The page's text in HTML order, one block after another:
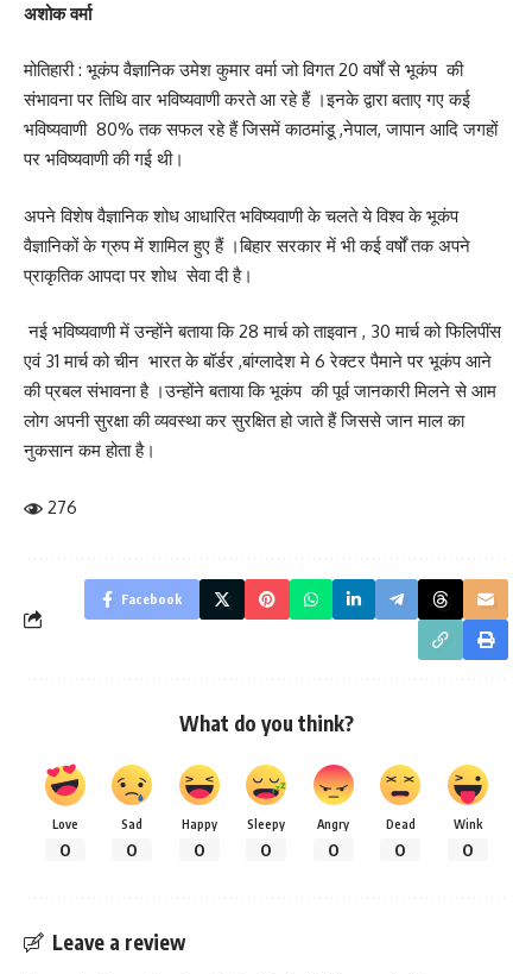
अशोक वर्मा
मोतिहारी : भूकंप वैज्ञानिक उमेश कुमार वर्मा जो विगत 20 वर्षों से भूकंप की
संभावना पर तिथि वार भविष्यवाणी करते आ रहे हैं ।इनके द्वारा बताए गए कई
भविष्यवाणी 80% तक सफल रहे हैं जिसमें काठमांडू ,नेपाल, जापान आदि जगहों
पर भविष्यवाणी की गई थी।
अपने विशेष वैज्ञानिक शोध आधारित भविष्यवाणी के चलते ये विश्व के भूकंप
वैज्ञानिकों के ग्रुप में शामिल हुए हैं ।बिहार सरकार में भी कई वर्षों तक अपने
प्राकृतिक आपदा पर शोध सेवा दी है।
नई भविष्यवाणी में उन्होंने बताया कि 28 मार्च को ताइवान , 30 मार्च को फिलिपींस
एवं 31 मार्च को चीन भारत के बॉर्डर ,बांग्लादेश मे 6 रेक्टर पैमाने पर भूकंप आने
की प्रबल संभावना है ।उन्होंने बताया कि भूकंप की पूर्व जानकारी मिलने से आम
लोग अपनी सुरक्षा की व्यवस्था कर सुरक्षित हो जाते हैं जिससे जान माल का
नुकसान कम होता है।
276
Facebook
What do you think?
Love
0
Sad
0
Happy
0
Sleepy
0
Angry
0
Dead
0
Wink
0
Leave a review